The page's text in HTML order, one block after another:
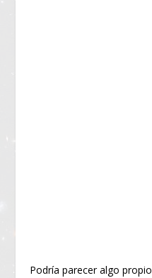
Podría parecer algo